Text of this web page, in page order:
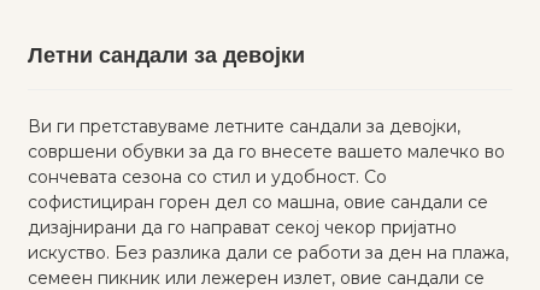
Летни сандали за девојки
Ви ги претставуваме летните сандали за девојки,
совршени обувки за да го внесете вашето малечко во
сончевата сезона со стил и удобност. Со
софистициран горен дел со машна, овие сандали се
дизајнирани да го направат секој чекор пријатно
искуство. Без разлика дали се работи за ден на плажа,
семеен пикник или лежерен излет, овие сандали се